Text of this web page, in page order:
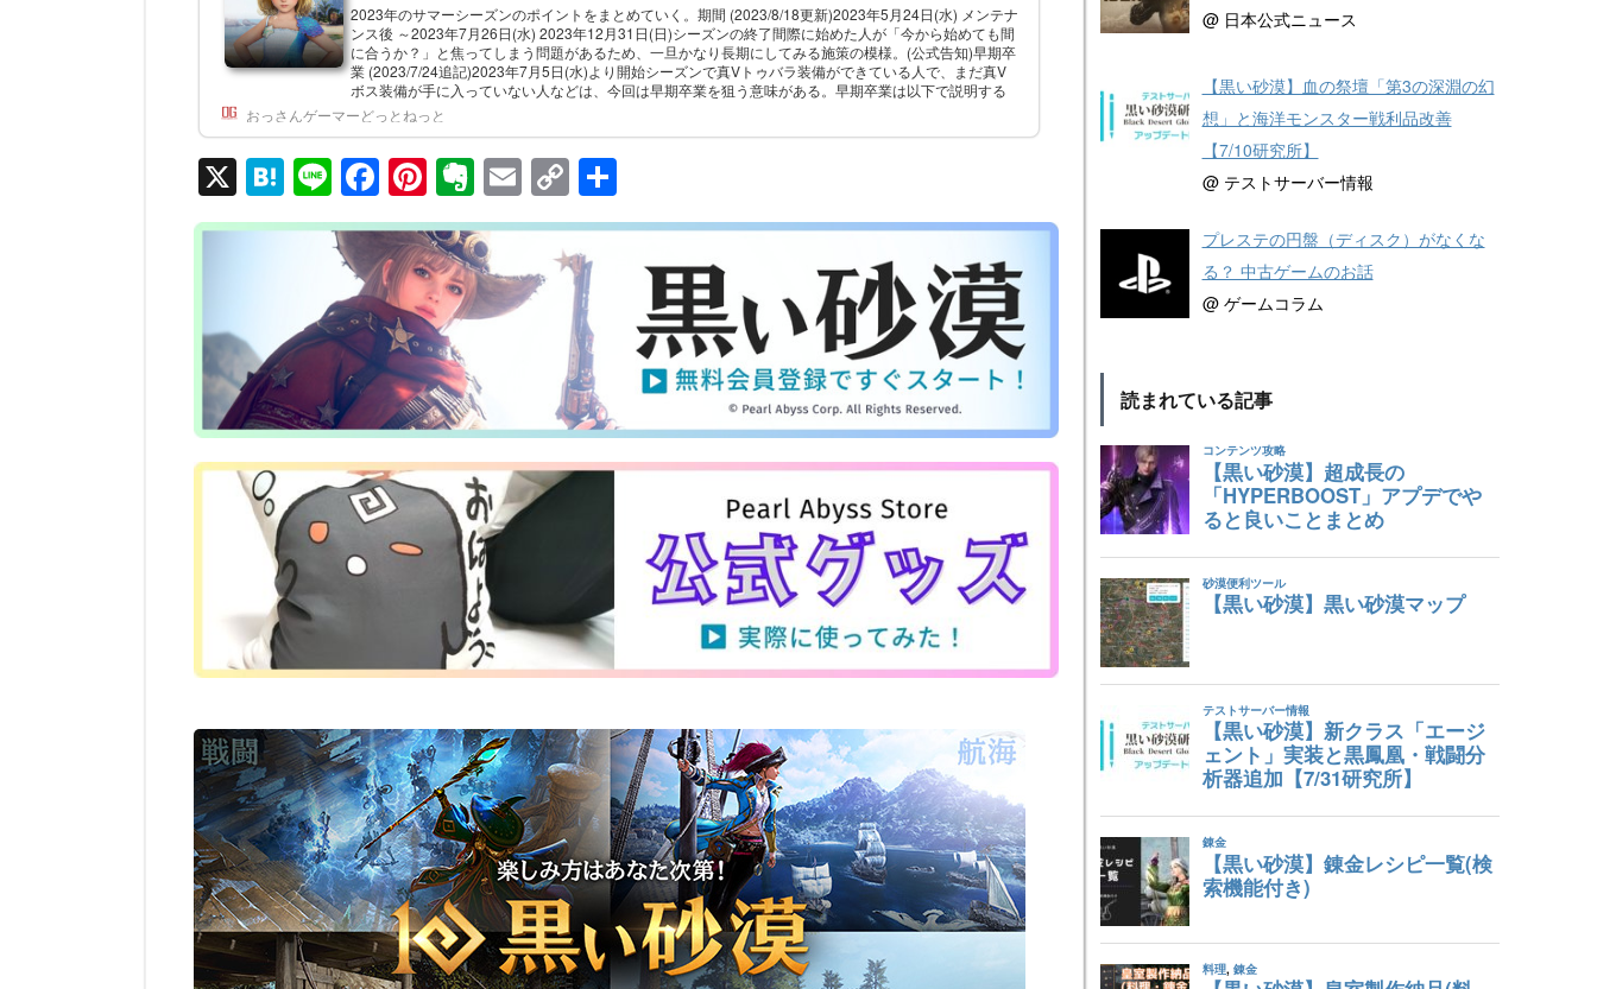
2023年のサマーシーズンのポイントをまとめていく。期間 (2023/8/18更新)2023年5月24日(水) メンテナ
ンス後 ～2023年7月26日(水) 2023年12月31日(日)シーズンの終了間際に始めた人が「今から始めても間
に合うか？」と焦ってしまう問題があるため、一旦かなり長期にしてみる施策の模様。(公式告知)早期卒
業 (2023/7/24追記)2023年7月5日(水)より開始シーズンで真Vトゥバラ装備ができている人で、まだ真V
ボス装備が手に入っていない人などは、今回は早期卒業を狙う意味がある。早期卒業は以下で説明する
「Jの愚直なハンマーを使う」とい...
おっさんゲーマーどっとねっと
X H
at
a
Li
n
e
F
a
c
e
b
o
o
k
Pi
nt
er
e
st
E
v
er
n
ot
e
E
m
ail
C
o
p
y
Li
n
k
有
@ 日本公式ニュース
【黒い砂漠】血の祭壇「第3の深淵の幻
想」と海洋モンスター戦利品改善
【7/10研究所】
@ テストサーバー情報
プレステの円盤（ディスク）がなくな
る？ 中古ゲームのお話
@ ゲームコラム
読まれている記事